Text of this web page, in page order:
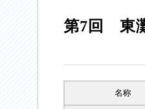
第7回 東
名称